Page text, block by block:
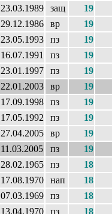
23.03.1989 защ 19
29.12.1986 вр 19
23.05.1993 пз 19
16.07.1991 пз 19
23.01.1997 пз 19
22.01.2003 вр 19
17.09.1998 пз 19
17.05.1992 пз 19
27.04.2005 вр 19
11.03.2005 пз 19
28.02.1965 пз 18
17.08.1970 нап 18
07.03.1969 пз 18
13.04.1970 пз 18